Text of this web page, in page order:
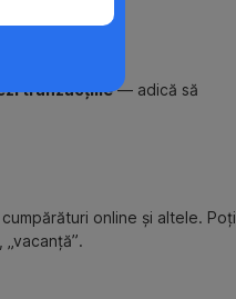
tranzacțiile— adică să
online și altele. Poți